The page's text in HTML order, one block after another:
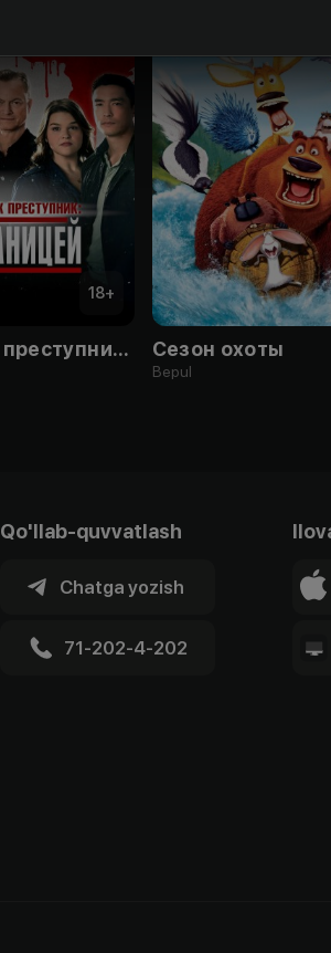
18+
Мыслить как преступник: За границей Сезон охоты
Bepul
Qo'llab-quvvatlash
Chatga yozish
71-202-4-202